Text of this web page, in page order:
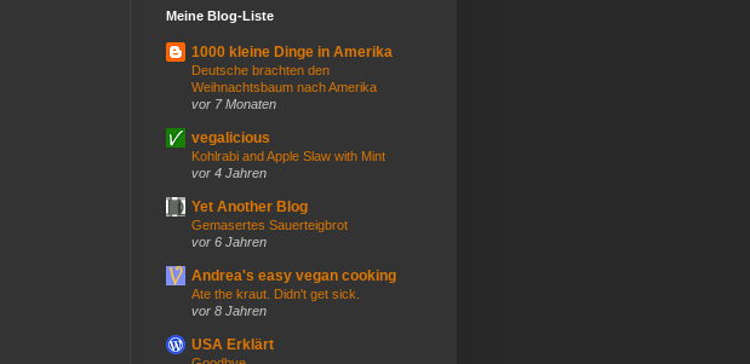
Meine Blog-Liste
1000 kleine Dinge in Amerika
Deutsche brachten den
Weihnachtsbaum nach Amerika
vor 7 Monaten
vegalicious
Kohlrabi and Apple Slaw with Mint
vor 4 Jahren
Yet Another Blog
Gemasertes Sauerteigbrot
vor 6 Jahren
Andrea's easy vegan cooking
Ate the kraut. Didn't get sick.
vor 8 Jahren
USA Erklärt